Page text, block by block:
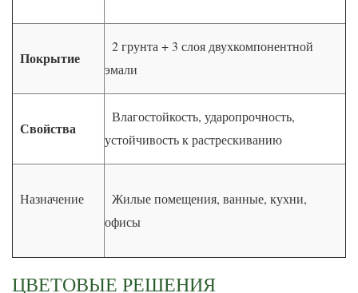
Покрытие
2 грунта + 3 слоя двухкомпонентной
эмали
Свойства
Влагостойкость, ударопрочность,
устойчивость к растрескиванию
Назначение
Жилые помещения, ванные, кухни,
офисы
ЦВЕТОВЫЕ РЕШЕНИЯ